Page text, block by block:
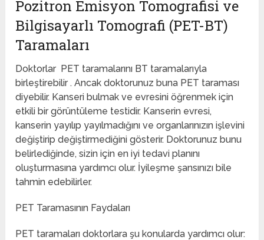
Pozitron Emisyon Tomografisi ve
Bilgisayarlı Tomografi (PET-BT)
Taramaları
Doktorlar PET taramalarını BT taramalarıyla
birleştirebilir . Ancak doktorunuz buna PET taraması
diyebilir. Kanseri bulmak ve evresini öğrenmek için
etkili bir görüntüleme testidir. Kanserin evresi,
kanserin yayılıp yayılmadığını ve organlarınızın işlevini
değiştirip değiştirmediğini gösterir. Doktorunuz bunu
belirlediğinde, sizin için en iyi tedavi planını
oluşturmasına yardımcı olur. İyileşme şansınızı bile
tahmin edebilirler.
PET Taramasının Faydaları
PET taramaları doktorlara şu konularda yardımcı olur: